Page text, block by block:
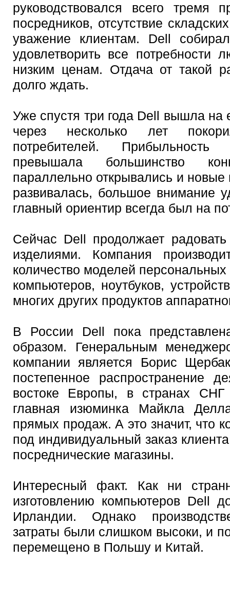
руководствовался всего тремя
посредников, отсутствие
уважение клиентам. Dell
удовлетворить все
низким ценам. Отдача от такой
долго ждать.
Уже спустя три года Dell вышла
через несколько лет
потребителей. Прибыльность
превышала большинство
параллельно открывались и
развивалась, большое внимание
главный ориентир всегда был на
Сейчас Dell продолжает
изделиями. Компания
количество моделей
компьютеров, ноутбуков,
многих других продуктов
В России Dell пока
образом. Генеральным
компании является Борис
постепенное распространение
востоке Европы, в странах
главная изюминка Майкла
прямых продаж. А это значит, что
под индивидуальный заказ
посреднические магазины.
Интересный факт. Как ни
изготовлению компьютеров Dell
Ирландии. Однако
затраты были слишком высоки, и
перемещено в Польшу и Китай.